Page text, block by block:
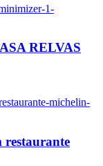
1-
RELVAS
michelin-
restaurante